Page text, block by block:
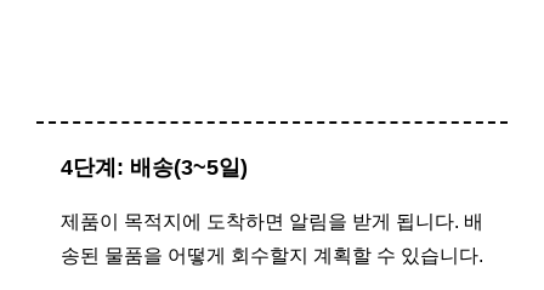
4단계: 배송(3~5일)
제품이 목적지에 도착하면 알림을 받게 됩니다. 배
송된 물품을 어떻게 회수할지 계획할 수 있습니다.